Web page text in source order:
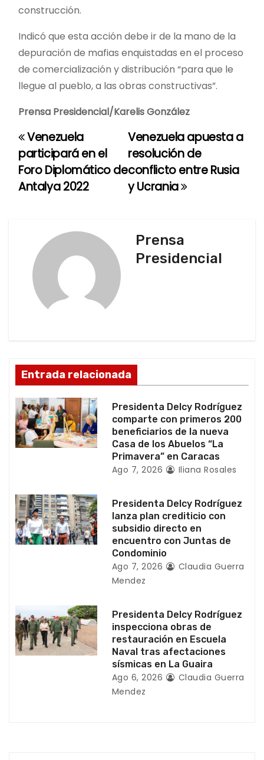
construcción.
Indicó que esta acción debe ir de la mano de la
depuración de mafias enquistadas en el proceso
de comercialización y distribución “para que le
llegue al pueblo, a las obras constructivas”.
Prensa Presidencial/Karelis González
N
a
v
n
d
e
e
t
r
a
s
Venezuela apuesta a
resolución de
conflicto entre Rusia
y Ucrania
Venezuela
participará en el
Foro Diplomático de
Antalya 2022
Prensa
Presidencial
Entrada relacionada
Presidenta Delcy Rodríguez
comparte con primeros 200
beneficiarios de la nueva
Casa de los Abuelos “La
Primavera” en Caracas
Ago 7, 2026 Iliana Rosales
Presidenta Delcy Rodríguez
lanza plan crediticio con
subsidio directo en
encuentro con Juntas de
Condominio
Ago 7, 2026
Claudia Guerra
Mendez
Presidenta Delcy Rodríguez
inspecciona obras de
restauración en Escuela
Naval tras afectaciones
sísmicas en La Guaira
Ago 6, 2026
Claudia Guerra
Mendez